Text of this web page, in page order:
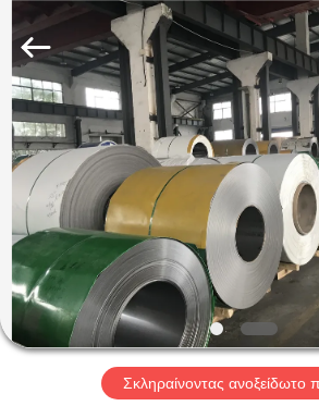
ΣΠΊΤΙ
ΠΡΟΪΌΝΤΑ
ΒΊΝΤΕΟ
ΠΕΡΊΠΟΥ
ΕΜΕΊΣ
Steel
Rights
Reserved.
Σκληραίνοντας ανοξείδωτο